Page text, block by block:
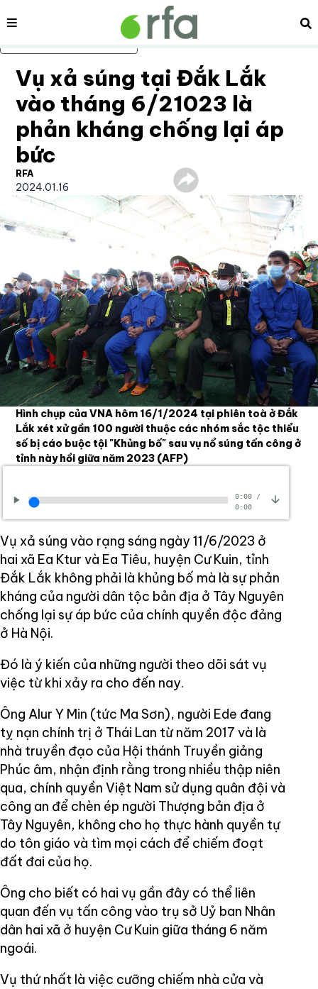
Bỏ qua nội dung chính
Nội dung
Vụ xả súng tại Đắk Lắk
vào tháng 6/21023 là
phản kháng chống lại áp
bức
RFA
2024.01.16
Hình chụp của VNA hôm 16/1/2024 tại phiên toà ở Đắk
Lắk xét xử gần 100 người thuộc các nhóm sắc tộc thiểu
số bị cáo buộc tội "Khủng bố" sau vụ nổ súng tấn công ở
tỉnh này hồi giữa năm 2023 (AFP)
0:00/
0:00
Vụ xả súng vào rạng sáng ngày 11/6/2023 ở
hai xã Ea Ktur và Ea Tiêu, huyện Cư Kuin, tỉnh
Đắk Lắk không phải là khủng bố mà là sự phản
kháng của người dân tộc bản địa ở Tây Nguyên
chống lại sự áp bức của chính quyền độc đảng
ở Hà Nội.
Đó là ý kiến của những người theo dõi sát vụ
việc từ khi xảy ra cho đến nay.
Ông Alur Y Min (tức Ma Sơn), người Ede đang
tỵ nạn chính trị ở Thái Lan từ năm 2017 và là
nhà truyền đạo của Hội thánh Truyền giảng
Phúc âm, nhận định rằng trong nhiều thập niên
qua, chính quyền Việt Nam sử dụng quân đội và
công an để chèn ép người Thượng bản địa ở
Tây Nguyên, không cho họ thực hành quyền tự
do tôn giáo và tìm mọi cách để chiếm đoạt
đất đai của họ.
Ông cho biết có hai vụ gần đây có thể liên
quan đến vụ tấn công vào trụ sở Uỷ ban Nhân
dân hai xã ở huyện Cư Kuin giữa tháng 6 năm
ngoái.
Vụ thứ nhất là việc cưỡng chiếm nhà cửa và